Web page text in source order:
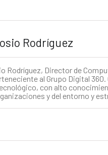
Rodríguez
Rodríguez, Director de
al Grupo Digital
con alto
y del entorno y